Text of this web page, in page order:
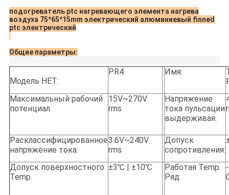
подогреватель ptc нагревающего элемента нагрева
воздуха 75*65*15mm электрический алюминиевый finned
ptc электрический
Общие параметры:
Модель НЕТ:
PR4 Имя:
Максимальный рабочий
потенциал
15V~270V
rms
Напряжение
тока пульсации
выдерживая:
Расклассифицированное
напряжение тока:
3.6V~240V
rms
Допуск
сопротивления:
Допуск поверхностного
Temp.
±3℃ | ±10℃
Работая Temp.
Ряд